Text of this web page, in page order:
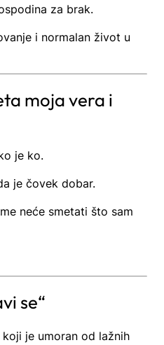
za brak.
i normalan život u
moja vera i
je ko.
je čovek dobar.
neće smetati što sam
se“
je umoran od lažnih